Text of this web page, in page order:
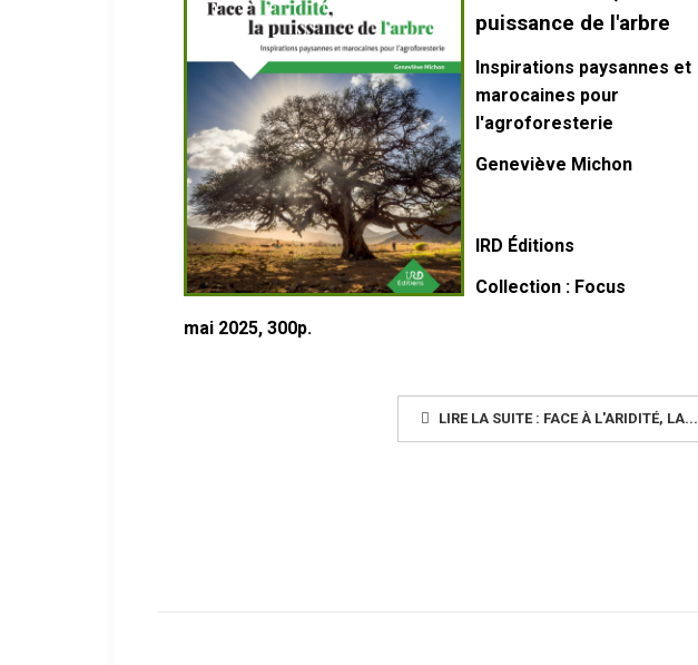
puissance de l'arbre
Inspirations paysannes et
marocaines pour
l'agroforesterie
Geneviève Michon
IRD Éditions
Collection : Focus
mai 2025, 300p.
LIRE LA SUITE : FACE À L'ARIDITÉ, LA...